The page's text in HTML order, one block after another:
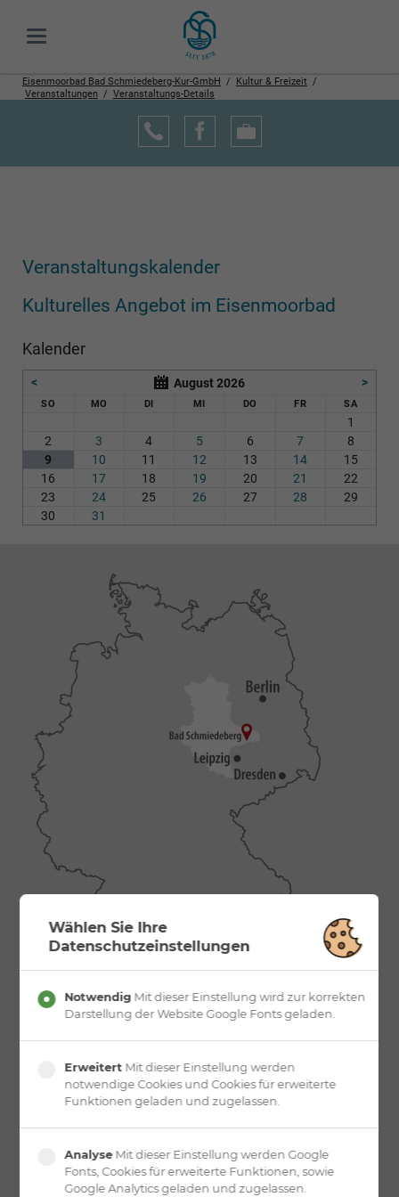
Eisenmoorbad Bad Schmiedeberg-Kur-GmbH
Kultur & Freizeit
Veranstaltungen
Veranstaltungs-Details
Veranstaltungskalender
Kulturelles Angebot im Eisenmoorbad
Kalender
< August 2026 >
SO MO DI MI DO FR SA
1
2
3 4 5 6 7
8
9
10 11 12 13 14
15
16
17 18 19 20 21
22
23
24 25 26 27 28
29
30
31
Adresse & Kontakt
Bad Schmiedeberg-Kur-GmbH
Kurpromenade 1
06905 Bad Schmiedeberg
Auf Google Maps ansehen
Wählen Sie Ihre
Datenschutzeinstellungen
Notwendig Mit dieser Einstellung wird zur korrekten
Darstellung der Website Google Fonts geladen.
Erweitert Mit dieser Einstellung werden
notwendige Cookies und Cookies für erweiterte
Funktionen geladen und zugelassen.
Analyse Mit dieser Einstellung werden Google
Fonts, Cookies für erweiterte Funktionen, sowie
Google Analytics geladen und zugelassen.